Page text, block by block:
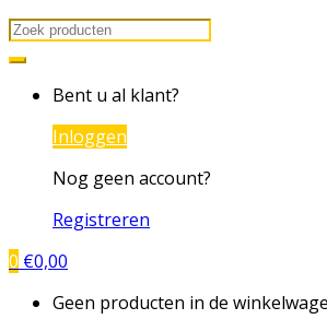
Search
for:
Bent u al klant?
Inloggen
Nog geen account?
Registreren
0 €0,00
Geen producten in de